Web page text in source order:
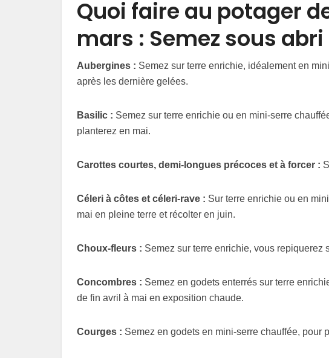
Quoi faire au potager
mars : Semez sous abri
Aubergines : Semez sur terre enrichie, idéalement en
après les dernière gelées.
Basilic : Semez sur terre enrichie ou en mini-serre
planterez en mai.
Carottes courtes, demi-longues précoces et à forcer :
Céleri à côtes et céleri-rave : Sur terre enrichie ou en
mai en pleine terre et récolter en juin.
Choux-fleurs : Semez sur terre enrichie, vous repiquerez
Concombres : Semez en godets enterrés sur terre
de fin avril à mai en exposition chaude.
Courges : Semez en godets en mini-serre chauffée, pour